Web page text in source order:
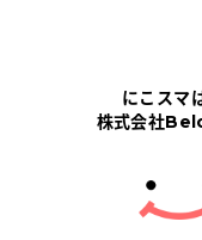
にこスマにつ
サポートセンタ
にこスマ
株式会社